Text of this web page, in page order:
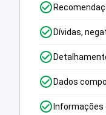
Dívidas,
Dados
Informações